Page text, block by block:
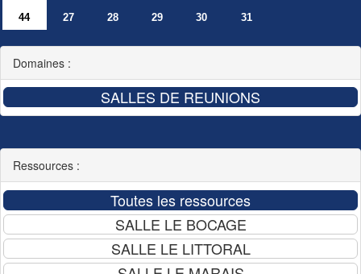
44
27 28 29 30 31
Domaines :
Ressources :